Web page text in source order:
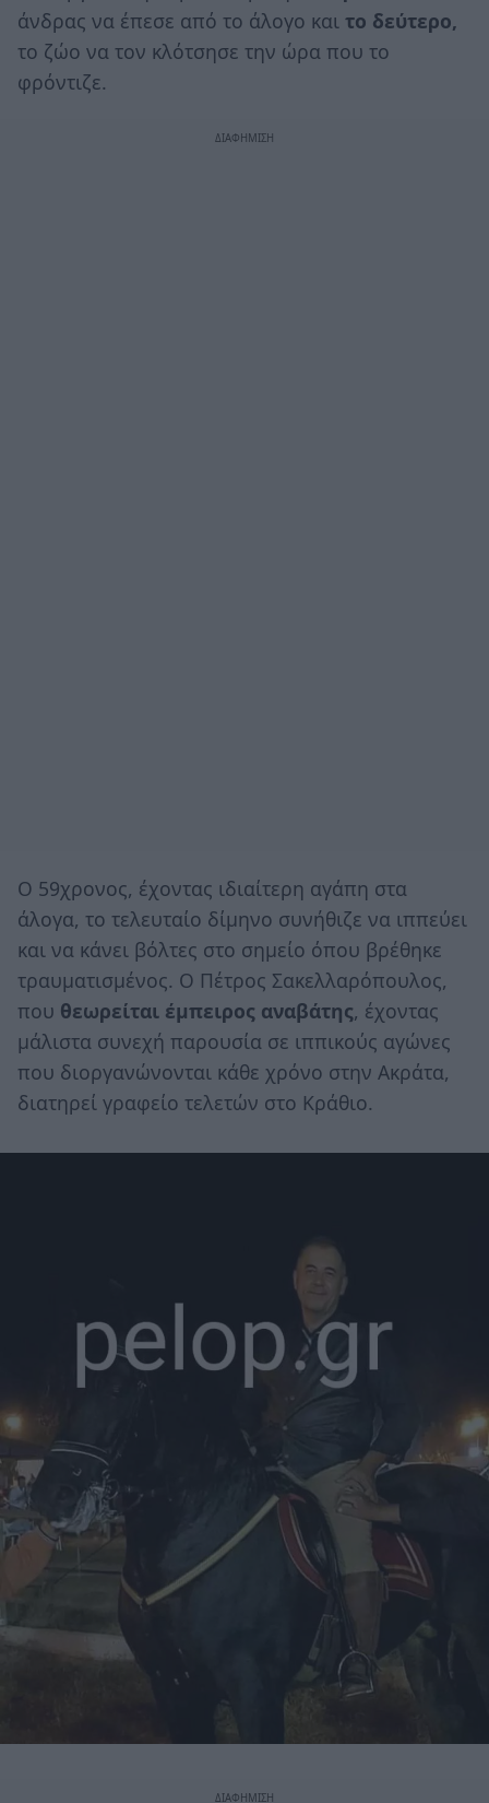
άνδρας να έπεσε από το άλογο και το δεύτερο,
το ζώο να τον κλότσησε την ώρα που το
φρόντιζε.
Ο 59χρονος, έχοντας ιδιαίτερη αγάπη στα
άλογα, το τελευταίο δίμηνο συνήθιζε να ιππεύει
και να κάνει βόλτες στο σημείο όπου βρέθηκε
τραυματισμένος. Ο Πέτρος Σακελλαρόπουλος,
που θεωρείται έμπειρος αναβάτης, έχοντας
μάλιστα συνεχή παρουσία σε ιππικούς αγώνες
που διοργανώνονται κάθε χρόνο στην Ακράτα,
διατηρεί γραφείο τελετών στο Κράθιο.